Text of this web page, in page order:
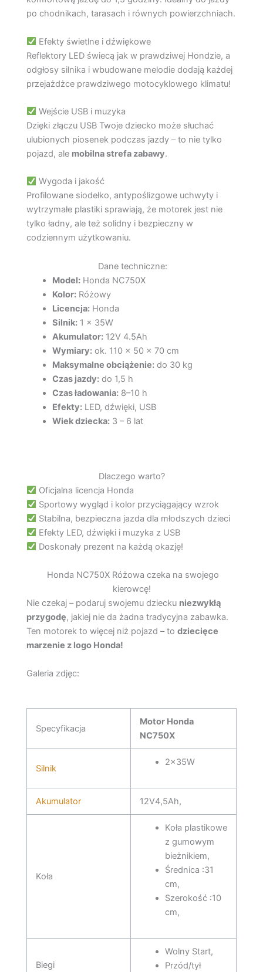
po chodnikach, tarasach i równych powierzchniach.
Efekty świetlne i dźwiękowe
Reflektory LED świecą jak w prawdziwej Hondzie, a
odgłosy silnika i wbudowane melodie dodają każdej
przejażdżce prawdziwego motocyklowego klimatu!
Wejście USB i muzyka
Dzięki złączu USB Twoje dziecko może słuchać
ulubionych piosenek podczas jazdy – to nie tylko
pojazd, ale mobilna strefa zabawy.
Wygoda i jakość
Profilowane siodełko, antypoślizgowe uchwyty i
wytrzymałe plastiki sprawiają, że motorek jest nie
tylko ładny, ale też solidny i bezpieczny w
codziennym użytkowaniu.
Dane techniczne:
Model:Honda NC750X
Kolor:Różowy
Licencja:Honda
Silnik:1 x 35W
Akumulator:12V 4.5Ah
Wymiary:ok. 110 x 50 x 70 cm
Maksymalne obciążenie:do 30 kg
Czas jazdy:do 1,5 h
Czas ładowania:8–10 h
Efekty:LED, dźwięki, USB
Wiek dziecka:3 – 6 lat
Dlaczego warto?
Oficjalna licencja Honda
Sportowy wygląd i kolor przyciągający wzrok
Stabilna, bezpieczna jazda dla młodszych dzieci
Efekty LED, dźwięki i muzyka z USB
Doskonały prezent na każdą okazję!
Honda NC750X Różowa czeka na swojego
kierowcę!
Nie czekaj – podaruj swojemu dziecku niezwykłą
przygodę, jakiej nie da żadna tradycyjna zabawka.
Ten motorek to więcej niż pojazd – to dziecięce
marzenie z logo Honda!
Galeria zdjęc:
Specyfikacja
Motor Honda
NC750X
Silnik
2x35W
Akumulator 12V4,5Ah,
Koła
Koła plastikowe
z gumowym
bieżnikiem,
Średnica :31
cm,
Szerokość :10
cm,
Biegi
Wolny Start,
Przód/tył